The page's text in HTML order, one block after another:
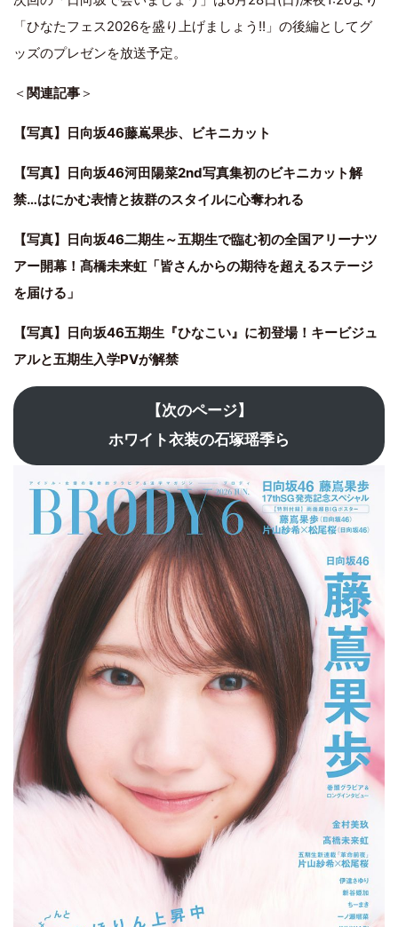
「ひなたフェス2026を盛り上げましょう!!」の後編としてグ
ッズのプレゼンを放送予定。
＜関連記事＞
【写真】日向坂46藤嶌果歩、ビキニカット
【写真】日向坂46河田陽菜2nd写真集初のビキニカット解
禁…はにかむ表情と抜群のスタイルに心奪われる
【写真】日向坂46二期生～五期生で臨む初の全国アリーナツ
アー開幕！髙橋未来虹「皆さんからの期待を超えるステージ
を届ける」
【写真】日向坂46五期生『ひなこい』に初登場！キービジュ
アルと五期生入学PVが解禁
【次のページ】
ホワイト衣装の石塚瑶季ら